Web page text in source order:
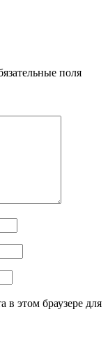
поля
в этом браузере для